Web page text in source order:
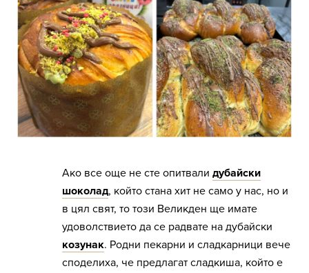
Ако все още не сте опитвали дубайски
шоколад, който стана хит не само у нас, но и
в цял свят, то този Великден ще имате
удоволствието да се радвате на дубайски
козунак. Родни пекарни и сладкарници вече
споделиха, че предлагат сладкиша, който е